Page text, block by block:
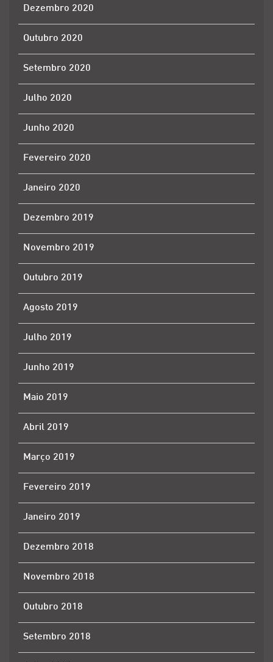
Dezembro 2020
Outubro 2020
Setembro 2020
Julho 2020
Junho 2020
Fevereiro 2020
Janeiro 2020
Dezembro 2019
Novembro 2019
Outubro 2019
Agosto 2019
Julho 2019
Junho 2019
Maio 2019
Abril 2019
Março 2019
Fevereiro 2019
Janeiro 2019
Dezembro 2018
Novembro 2018
Outubro 2018
Setembro 2018